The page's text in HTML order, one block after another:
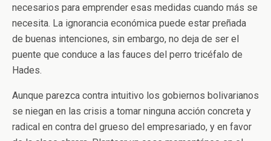
necesarios para emprender esas medidas cuando más se
necesita. La ignorancia económica puede estar preñada
de buenas intenciones, sin embargo, no deja de ser el
puente que conduce a las fauces del perro tricéfalo de
Hades.
Aunque parezca contra intuitivo los gobiernos bolivarianos
se niegan en las crisis a tomar ninguna acción concreta y
radical en contra del grueso del empresariado, y en favor